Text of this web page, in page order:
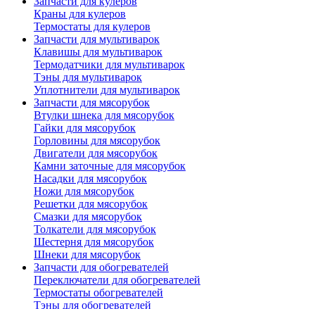
Краны для кулеров
Термостаты для кулеров
Запчасти для мультиварок
Клавишы для мультиварок
Термодатчики для мультиварок
Тэны для мультиварок
Уплотнители для мультиварок
Запчасти для мясорубок
Втулки шнека для мясорубок
Гайки для мясорубок
Горловины для мясорубок
Двигатели для мясорубок
Камни заточные для мясорубок
Насадки для мясорубок
Ножи для мясорубок
Решетки для мясорубок
Смазки для мясорубок
Толкатели для мясорубок
Шестерня для мясорубок
Шнеки для мясорубок
Запчасти для обогревателей
Переключатели для обогревателей
Термостаты обогревателей
Тэны для обогревателей